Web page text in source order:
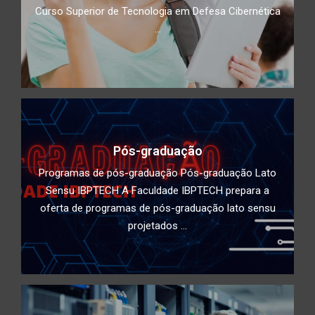
Impacto do Acesso Desigual à
Tecnologia na Educação: Como
superar a divisão digital e garantir
Conscientização de utilização de
duplo fator de autenticidade
Deepfake: Tecnologia, ética e
segurança cibernética
Estudantes da Faculdade IBPTECH
desenvolvem site dedicado à
Curso Superior de Tecnologia em Defesa Cibernética
...
Pós-graduação
Programas de pós-graduação Pós-graduação Lato
Sensu IBPTECH A Faculdade IBPTECH prepara a
oferta de programas de pós-graduação lato sensu
projetados ...